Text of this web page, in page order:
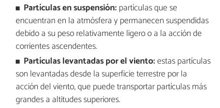
Partículas en suspensión: partículas que se
encuentran en la atmósfera y permanecen suspendidas
debido a su peso relativamente ligero o a la acción de
corrientes ascendentes.
Partículas levantadas por el viento:estas partículas
son levantadas desde la superficie terrestre por la
acción del viento, que puede transportar partículas más
grandes a altitudes superiores.